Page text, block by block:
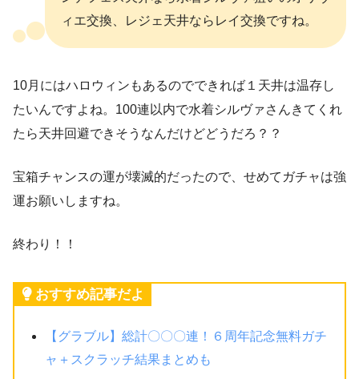
ィエ交換、レジェ天井ならレイ交換ですね。
10月にはハロウィンもあるのでできれば１天井は温存し
たいんですよね。100連以内で水着シルヴァさんきてくれ
たら天井回避できそうなんだけどどうだろ？？
宝箱チャンスの運が壊滅的だったので、せめてガチャは強
運お願いしますね。
終わり！！
おすすめ記事だよ
【グラブル】総計〇〇〇連！６周年記念無料ガチ
ャ＋スクラッチ結果まとめも